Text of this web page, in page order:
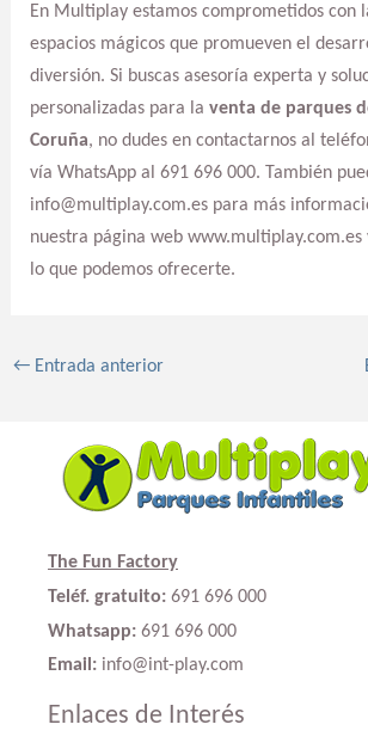
En Multiplay estamos comprometidos con
espacios mágicos que promueven el
diversión. Si buscas asesoría experta y
personalizadas para la venta de parques
Coruña, no dudes en contactarnos al
vía WhatsApp al 691 696 000. También
info@multiplay.com.es para más
nuestra página web
lo que podemos ofrecerte.
←Entrada anterior
The Fun Factory
Teléf. gratuito: 691 696 000
Whatsapp: 691 696 000
Email: info@int-play.com
Enlaces de Interés